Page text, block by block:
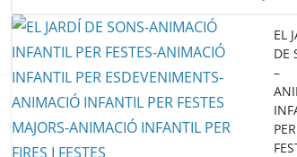
EL
DE
–
PER